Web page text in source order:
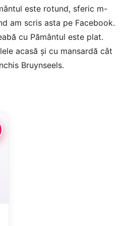
este rotund, sferic m-
am scris asta pe Facebook.
cu Pământul este plat.
acasă și cu mansardă cât
Bruynseels.